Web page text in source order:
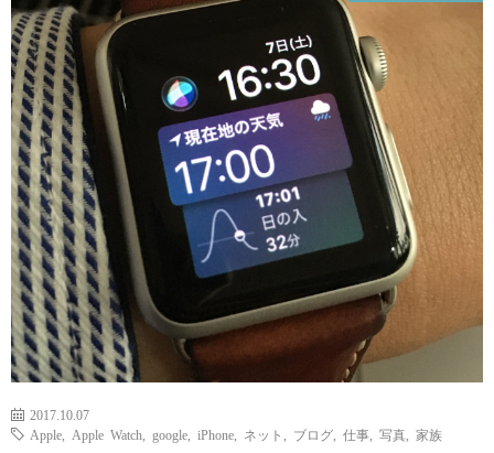
2017.10.07
Apple
Apple Watch google iPhone ネット ブログ 仕事 写真 家族